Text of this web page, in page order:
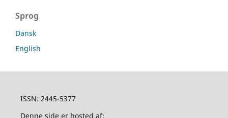
Sprog
Dansk
English
ISSN: 2445-5377
Denne side er hosted af: